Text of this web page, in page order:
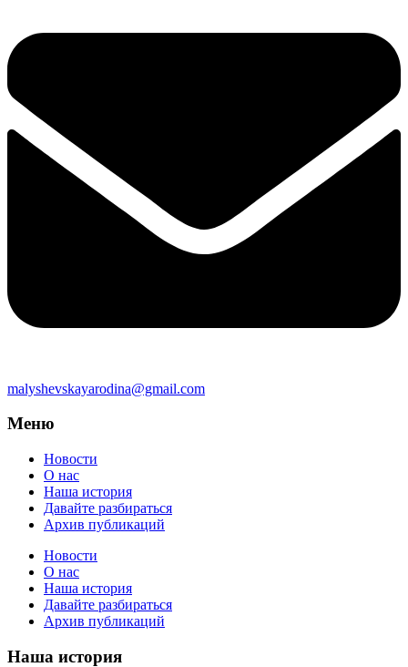
malyshevskayarodina@gmail.com
Меню
Новости
О нас
Наша история
Давайте разбираться
Архив публикаций
Новости
О нас
Наша история
Давайте разбираться
Архив публикаций
Наша история